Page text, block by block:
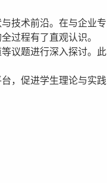
技术前沿。在与企业专
过程有了直观认识。
议题进行深入探讨。此
，促进学生理论与实践